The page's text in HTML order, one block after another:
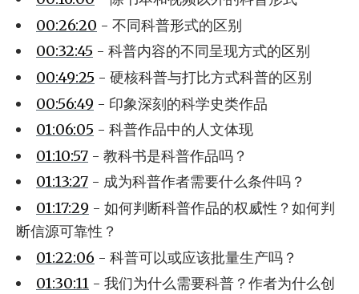
00:26:20 - 不同科普形式的区别
00:32:45 - 科普内容的不同呈现方式的区别
00:49:25 - 硬核科普与打比方式科普的区别
00:56:49 - 印象深刻的科学史类作品
01:06:05 - 科普作品中的人文体现
01:10:57 - 教科书是科普作品吗？
01:13:27 - 成为科普作者需要什么条件吗？
01:17:29 - 如何判断科普作品的权威性？如何判
断信源可靠性？
01:22:06 - 科普可以或应该批量生产吗？
01:30:11 - 我们为什么需要科普？作者为什么创